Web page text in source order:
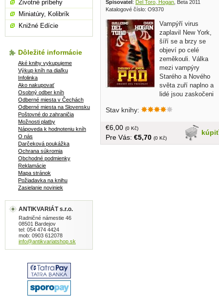
Spisovatel: Del Toro, Hogan , Beta 2011
Katalogové číslo: O9370
Vampýří virus
zaplavil New York,
šíří se a brzy se
objeví po celé
zeměkouli. Válka
mezi vampýry
Starého a Nového
světa zuří naplno a
lidé jsou zaskočeni
pozicí v potravním řetězci. Efraim
nemocí se spolu s profesorem
Setrakianem a deratizátorem Vasilijem
Fetem snaží krvežíznivé bestie
Stav knihy:
kúpiť
€6,00 (0 Kč)
Pre Vás: €5,70 (0 Kč)
Životné príbehy
Miniatúry, Kolibrík
Knižné Edície
Dôležité informácie
Aké knihy vykupujeme
Výkup kníh na diaľku
Infolinka
Ako nakupovať
Osobný odber kníh
Odberné miesta v Čechách
Odberné miesta na Slovensku
Poštovné do zahraničia
Možnosti platby
Nápoveda k hodnoteniu kníh
O nás
Darčeková poukážka
Ochrana súkromia
Obchodné podmienky
Reklamácie
Mapa stránok
Požiadavka na knihu
Zasielanie noviniek
ANTIKVARIÁT s.r.o.
Radničné námestie 46
08501 Bardejov
tel: 054 474 4424
mob: 0903 612078
info@antikvariatshop.sk